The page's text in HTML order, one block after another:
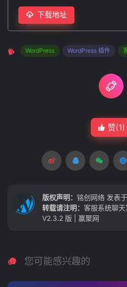
下载地址
WordPress WordPress 插件
赞(1)
版权声明： 铭创网络 发表
转载请注明： 客服系统聊
V2.3.2 版 | 赢聚网
您可能感兴趣的